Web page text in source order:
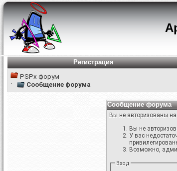
Регистрация
PSPx форум
Сообщение форума
Сообщение форума
Вы не авторизованы
Вы не
У вас
Возможно,
Вход